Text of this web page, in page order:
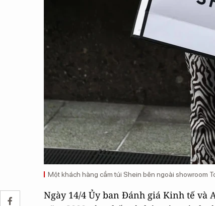
Một khách hàng cầm túi Shein bên ngoài showroom
Ngày 14/4 Ủy ban Đánh giá Kinh tế và